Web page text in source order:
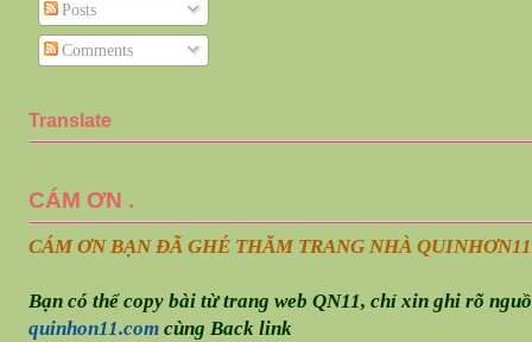
Posts
Comments
Translate
CÁM ƠN .
CÁM ƠN BẠN ĐÃ GHÉ THĂM TRANG NHÀ QUINHƠN
Bạn có thể copy bài từ trang web QN11, chỉ xin ghi rõ
quinhon11.comcùng Back link